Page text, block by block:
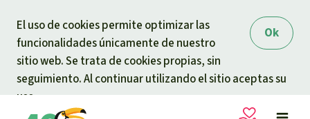
Ok
El uso de cookies permite optimizar las
funcionalidades únicamente de nuestro
sitio web. Se trata de cookies propias, sin
seguimiento. Al continuar utilizando el sitio aceptas su
uso.